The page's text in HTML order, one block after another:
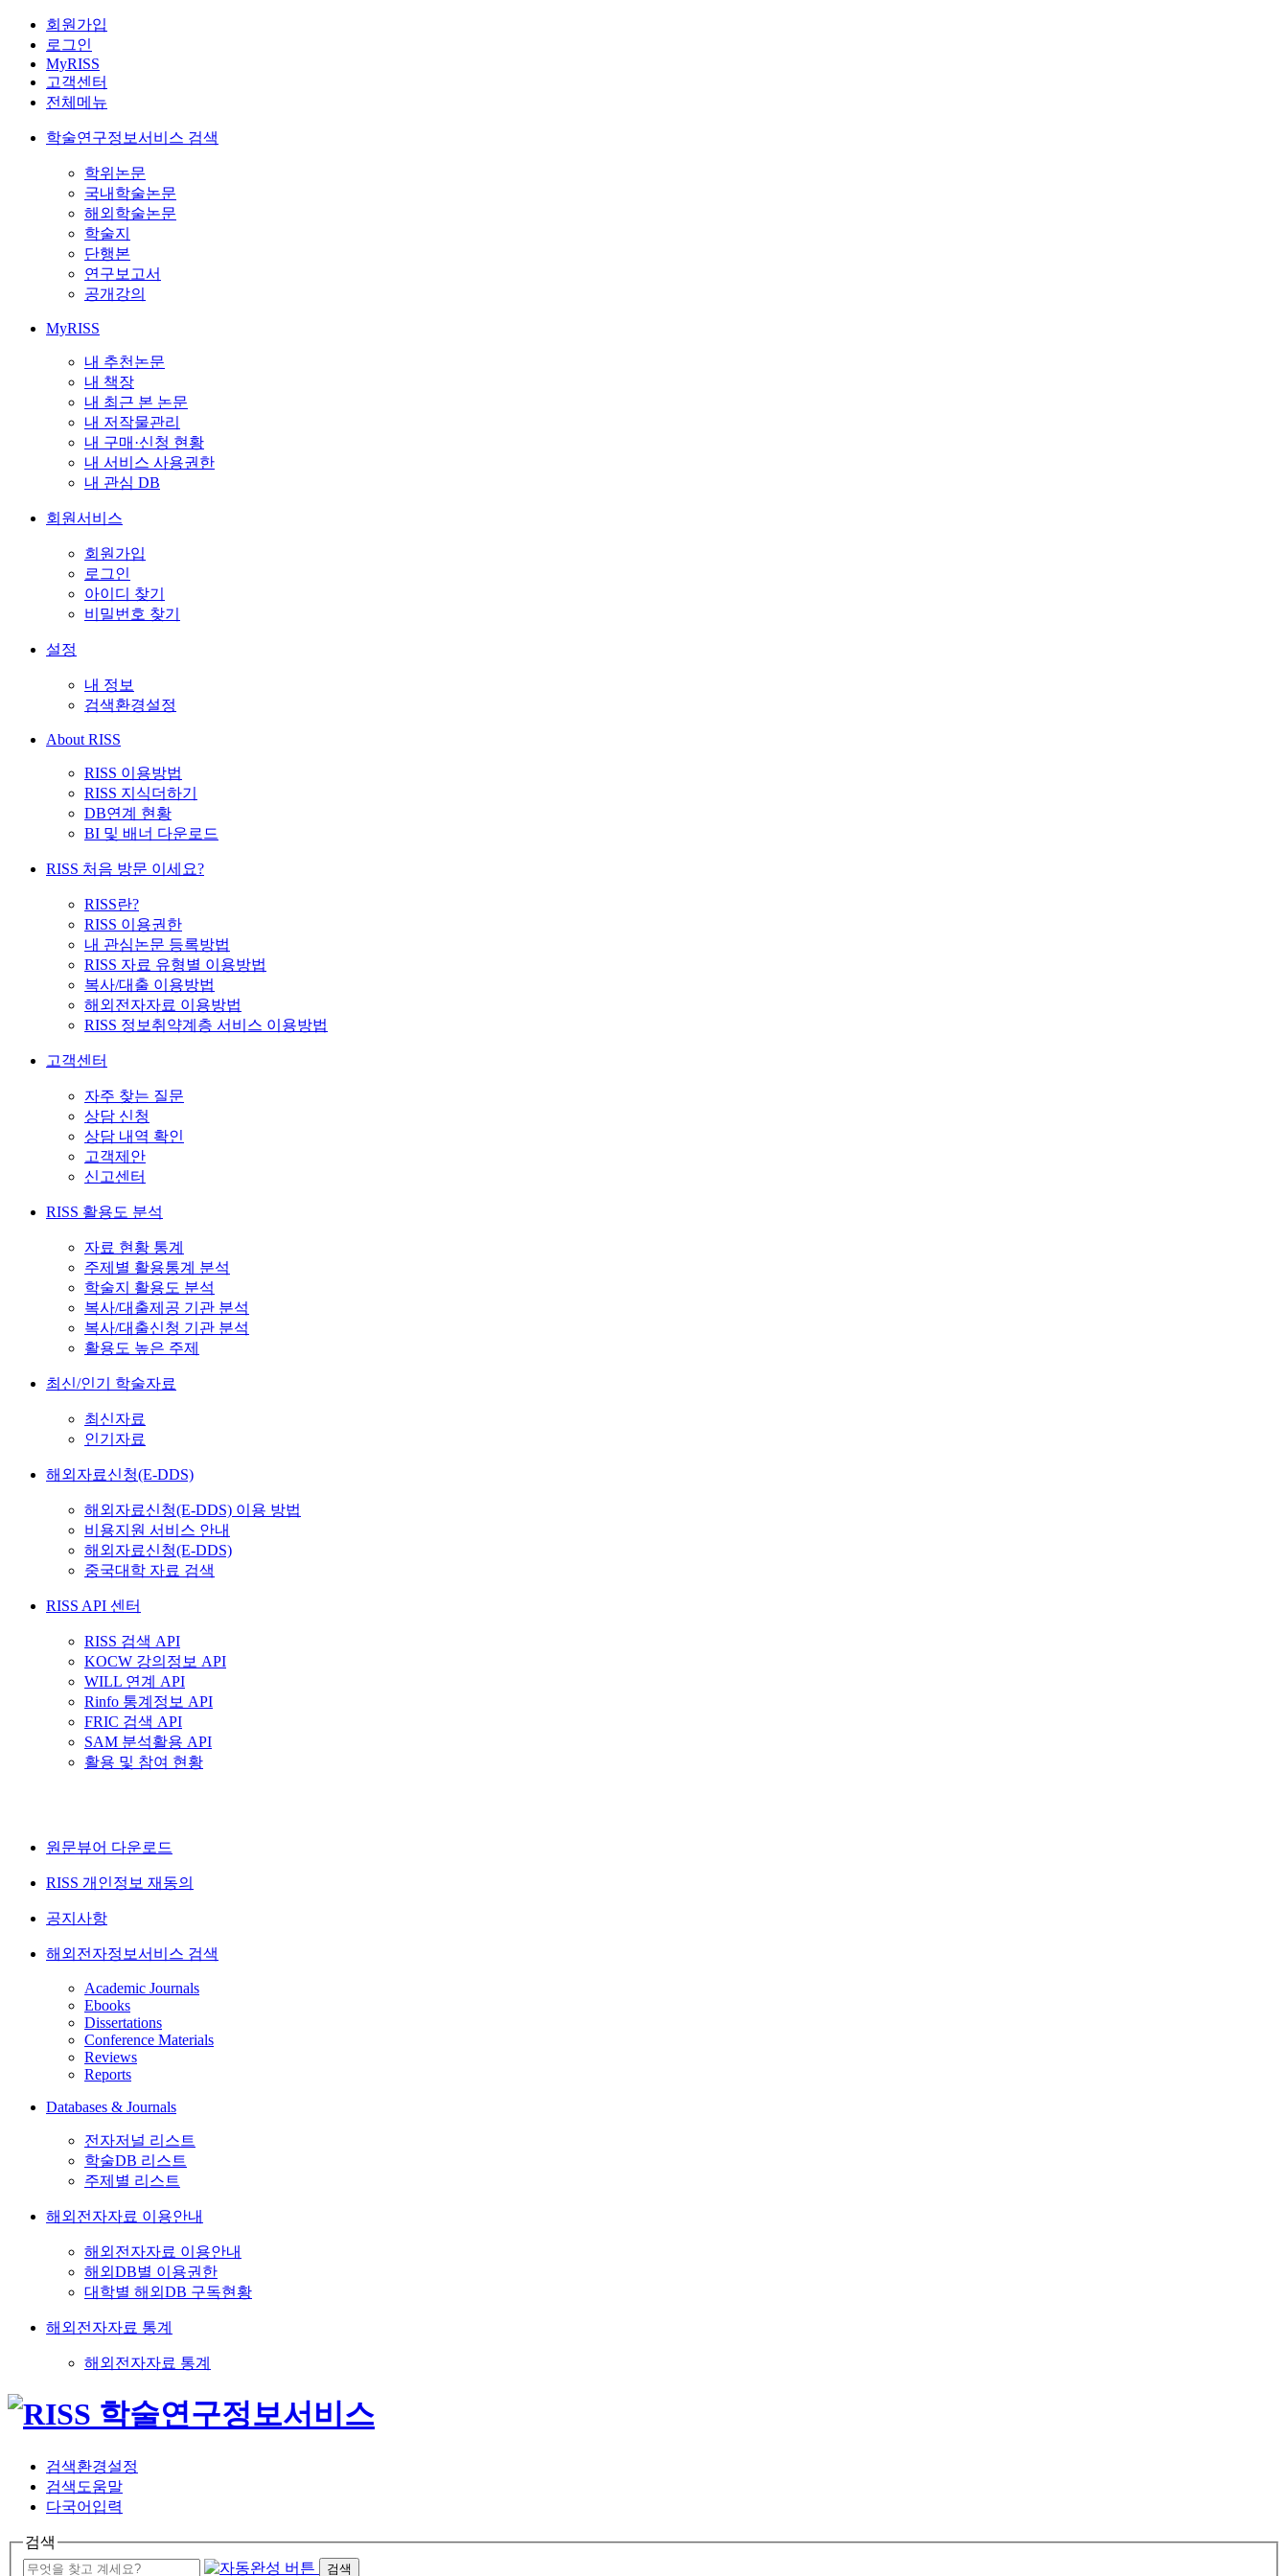
회원가입
로그인
MyRISS
고객센터
전체메뉴
학술연구정보서비스 검색
학위논문
국내학술논문
해외학술논문
학술지
단행본
연구보고서
공개강의
MyRISS
내 추천논문
내 책장
내 최근 본 논문
내 저작물관리
내 구매·신청 현황
내 서비스 사용권한
내 관심 DB
회원서비스
회원가입
로그인
아이디 찾기
비밀번호 찾기
설정
내 정보
검색환경설정
About RISS
RISS 이용방법
RISS 지식더하기
DB연계 현황
BI 및 배너 다운로드
RISS 처음 방문 이세요?
RISS란?
RISS 이용권한
내 관심논문 등록방법
RISS 자료 유형별 이용방법
복사/대출 이용방법
해외전자자료 이용방법
RISS 정보취약계층 서비스 이용방법
고객센터
자주 찾는 질문
상담 신청
상담 내역 확인
고객제안
신고센터
RISS 활용도 분석
자료 현황 통계
주제별 활용통계 분석
학술지 활용도 분석
복사/대출제공 기관 분석
복사/대출신청 기관 분석
활용도 높은 주제
최신/인기 학술자료
최신자료
인기자료
해외자료신청(E-DDS)
해외자료신청(E-DDS) 이용 방법
비용지원 서비스 안내
해외자료신청(E-DDS)
중국대학 자료 검색
RISS API 센터
RISS 검색 API
KOCW 강의정보 API
WILL 연계 API
Rinfo 통계정보 API
FRIC 검색 API
SAM 분석활용 API
활용 및 참여 현황
원문뷰어 다운로드
RISS 개인정보 재동의
공지사항
해외전자정보서비스 검색
Academic Journals
Ebooks
Dissertations
Conference Materials
Reviews
Reports
Databases & Journals
전자저널 리스트
학술DB 리스트
주제별 리스트
해외전자자료 이용안내
해외전자자료 이용안내
해외DB별 이용권한
대학별 해외DB 구독현황
해외전자자료 통계
해외전자자료 통계
검색환경설정
검색도움말
다국어입력
검색
검색